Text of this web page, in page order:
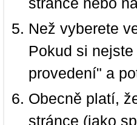
Než vyberete
Pokud si
provedení" a
Obecně platí,
stránce (jako